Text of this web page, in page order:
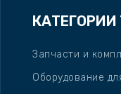
КАТЕГОРИИ
Запчасти и
Оборудование